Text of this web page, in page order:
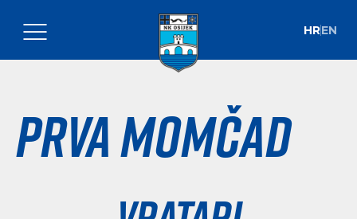
HREN
Prva momčad